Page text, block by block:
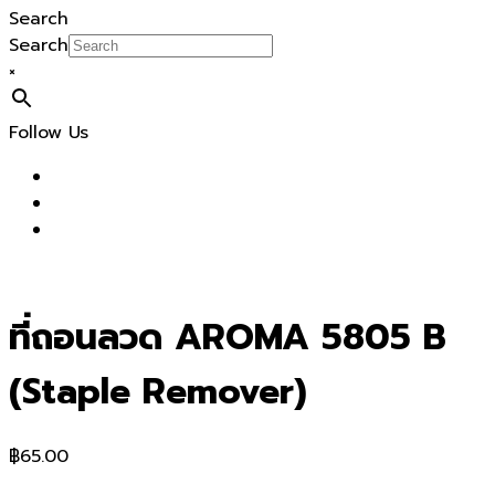
Search
Search
×
Follow Us
ที่ถอนลวด AROMA 5805 B
(Staple Remover)
฿65.00